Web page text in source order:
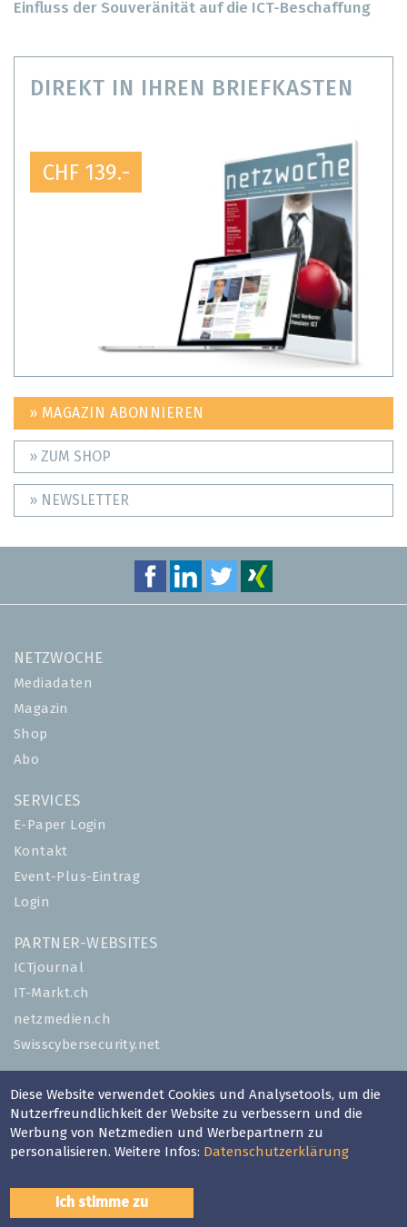
Einfluss der Souveränität auf die ICT-Beschaffung
DIREKT IN IHREN BRIEFKASTEN
CHF 139.-
» MAGAZIN ABONNIEREN
» ZUM SHOP
» NEWSLETTER
NETZWOCHE
Mediadaten
Magazin
Shop
Abo
SERVICES
E-Paper Login
Kontakt
Event-Plus-Eintrag
Login
PARTNER-WEBSITES
ICTjournal
IT-Markt.ch
netzmedien.ch
Swisscybersecurity.net
© NETZMEDIEN AG 2026
Impressum
AGB
Datenschutzerklärung
Diese Website verwendet Cookies und Analysetools, um die
Nutzerfreundlichkeit der Website zu verbessern und die
Werbung von Netzmedien und Werbepartnern zu
personalisieren. Weitere Infos: Datenschutzerklärung
Ich stimme zu